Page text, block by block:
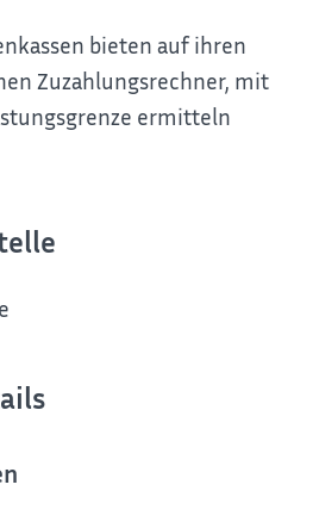
bieten auf ihren
Zuzahlungsrechner, mit
ermitteln